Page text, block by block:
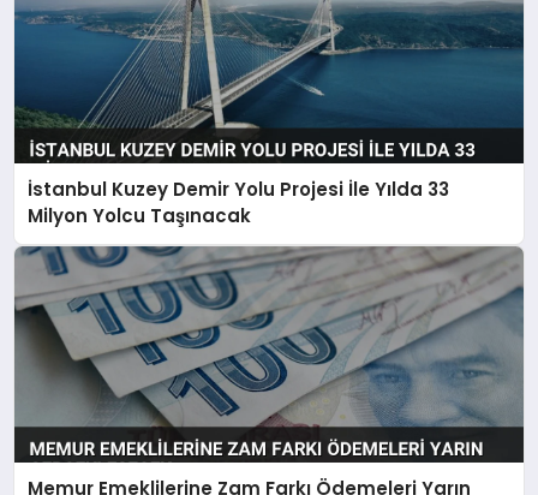
İstanbul Kuzey Demir Yolu Projesi İle Yılda 33
Milyon Yolcu Taşınacak
Memur Emeklilerine Zam Farkı Ödemeleri Yarın